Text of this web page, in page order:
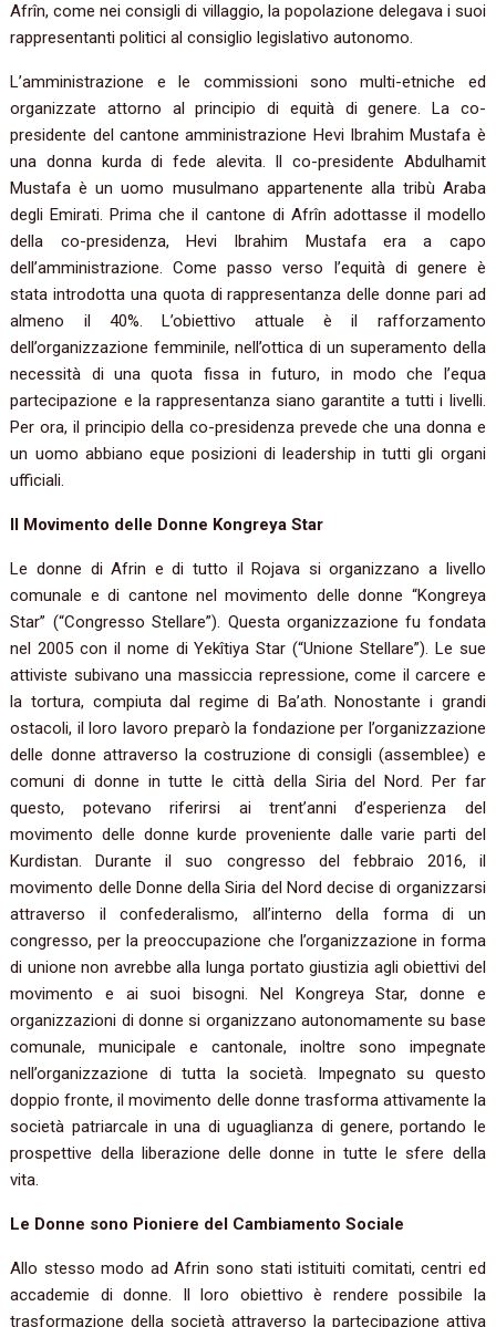
Afrîn, come nei consigli di villaggio, la popolazione delegava i suoi
rappresentanti politici al consiglio legislativo autonomo.
L’amministrazione e le commissioni sono multi-etniche ed
organizzate attorno al principio di equità di genere. La co-
presidente del cantone amministrazione Hevi Ibrahim Mustafa è
una donna kurda di fede alevita. Il co-presidente Abdulhamit
Mustafa è un uomo musulmano appartenente alla tribù Araba
degli Emirati. Prima che il cantone di Afrîn adottasse il modello
della co-presidenza, Hevi Ibrahim Mustafa era a capo
dell’amministrazione. Come passo verso l’equità di genere è
stata introdotta una quota di rappresentanza delle donne pari ad
almeno il 40%. L’obiettivo attuale è il rafforzamento
dell’organizzazione femminile, nell’ottica di un superamento della
necessità di una quota fissa in futuro, in modo che l’equa
partecipazione e la rappresentanza siano garantite a tutti i livelli.
Per ora, il principio della co-presidenza prevede che una donna e
un uomo abbiano eque posizioni di leadership in tutti gli organi
ufficiali.
Il Movimento delle Donne Kongreya Star
Le donne di Afrin e di tutto il Rojava si organizzano a livello
comunale e di cantone nel movimento delle donne “Kongreya
Star” (“Congresso Stellare”). Questa organizzazione fu fondata
nel 2005 con il nome di Yekîtiya Star (“Unione Stellare”). Le sue
attiviste subivano una massiccia repressione, come il carcere e
la tortura, compiuta dal regime di Ba’ath. Nonostante i grandi
ostacoli, il loro lavoro preparò la fondazione per l’organizzazione
delle donne attraverso la costruzione di consigli (assemblee) e
comuni di donne in tutte le città della Siria del Nord. Per far
questo, potevano riferirsi ai trent’anni d’esperienza del
movimento delle donne kurde proveniente dalle varie parti del
Kurdistan. Durante il suo congresso del febbraio 2016, il
movimento delle Donne della Siria del Nord decise di organizzarsi
attraverso il confederalismo, all’interno della forma di un
congresso, per la preoccupazione che l’organizzazione in forma
di unione non avrebbe alla lunga portato giustizia agli obiettivi del
movimento e ai suoi bisogni. Nel Kongreya Star, donne e
organizzazioni di donne si organizzano autonomamente su base
comunale, municipale e cantonale, inoltre sono impegnate
nell’organizzazione di tutta la società. Impegnato su questo
doppio fronte, il movimento delle donne trasforma attivamente la
società patriarcale in una di uguaglianza di genere, portando le
prospettive della liberazione delle donne in tutte le sfere della
vita.
Le Donne sono Pioniere del Cambiamento Sociale
Allo stesso modo ad Afrin sono stati istituiti comitati, centri ed
accademie di donne. Il loro obiettivo è rendere possibile la
trasformazione della società attraverso la partecipazione attiva